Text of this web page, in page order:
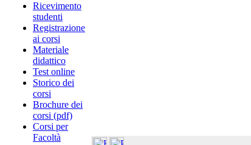
Ricevimento
studenti
Registrazione
ai corsi
Materiale
didattico
Test online
Storico dei
corsi
Brochure dei
corsi (pdf)
Corsi per
Facoltà